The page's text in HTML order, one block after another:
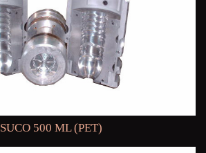
SUCO 500 ML (PET)